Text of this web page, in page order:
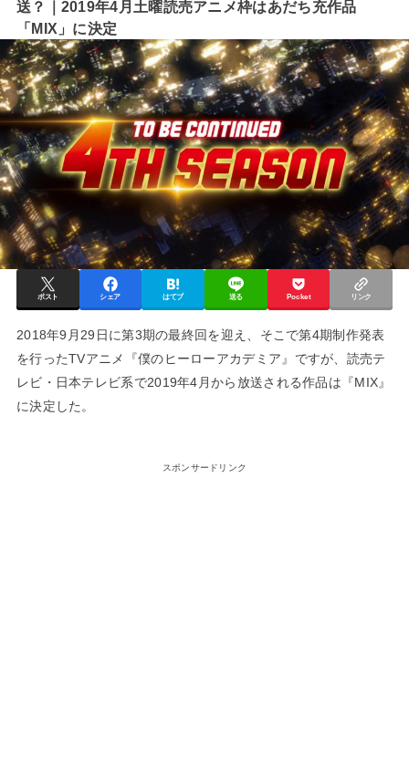
送？｜2019年4月土曜読売アニメ枠はあだち充作品
「MIX」に決定
ポスト シェア はてブ 送る Pocket リンク
2018年9月29日に第3期の最終回を迎え、そこで第4期制作発表
を行ったTVアニメ『僕のヒーローアカデミア』ですが、読売テ
レビ・日本テレビ系で2019年4月から放送される作品は『MIX』
に決定した。
スポンサードリンク